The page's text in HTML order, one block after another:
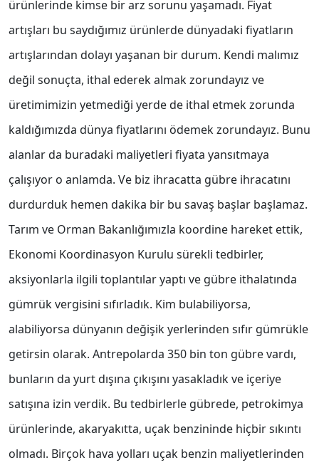
ürünlerinde kimse bir arz sorunu yaşamadı. Fiyat
artışları bu saydığımız ürünlerde dünyadaki fiyatların
artışlarından dolayı yaşanan bir durum. Kendi malımız
değil sonuçta, ithal ederek almak zorundayız ve
üretimimizin yetmediği yerde de ithal etmek zorunda
kaldığımızda dünya fiyatlarını ödemek zorundayız. Bunu
alanlar da buradaki maliyetleri fiyata yansıtmaya
çalışıyor o anlamda. Ve biz ihracatta gübre ihracatını
durdurduk hemen dakika bir bu savaş başlar başlamaz.
Tarım ve Orman Bakanlığımızla koordine hareket ettik,
Ekonomi Koordinasyon Kurulu sürekli tedbirler,
aksiyonlarla ilgili toplantılar yaptı ve gübre ithalatında
gümrük vergisini sıfırladık. Kim bulabiliyorsa,
alabiliyorsa dünyanın değişik yerlerinden sıfır gümrükle
getirsin olarak. Antrepolarda 350 bin ton gübre vardı,
bunların da yurt dışına çıkışını yasakladık ve içeriye
satışına izin verdik. Bu tedbirlerle gübrede, petrokimya
ürünlerinde, akaryakıtta, uçak benzininde hiçbir sıkıntı
olmadı. Birçok hava yolları uçak benzin maliyetlerinden